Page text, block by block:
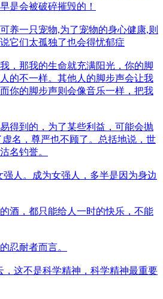
是会被破碎摧毁的！
养一只宠物,为了宠物的身心健康,则
它们太孤独了也会得忧郁症
，那我的生命就充满阳光，你的脚
的不一样。其他人的脚步声会让我
你的脚步声则会像音乐一样，把我
得到的，为了某些利益，可能会抛
名，尊严也不顾了。总括地说，世
名钓誉。
强人。成为女强人，多半是因为身边
酒，都只能给人一时的快乐，不能
忍耐者而言。
，这不是科学精神，科学精神最重要